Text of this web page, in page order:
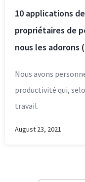
10 applications
propriétaires de
nous les adorons
Nous avons
productivité qui,
travail.
August 23, 2021